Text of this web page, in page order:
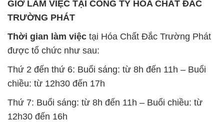
GIỜ LÀM VIỆC TẠI CÔNG TY HÓA CHẤT ĐẮC
TRƯỜNG PHÁT
Thời gian làm việc tại Hóa Chất Đắc Trường Phát
được tổ chức như sau:
Thứ 2 đến thứ 6: Buổi sáng: từ 8h đến 11h – Buổi
chiều: từ 12h30 đến 17h
Thứ 7: Buổi sáng: từ 8h đến 11h – Buổi chiều: từ
12h30 đến 16h